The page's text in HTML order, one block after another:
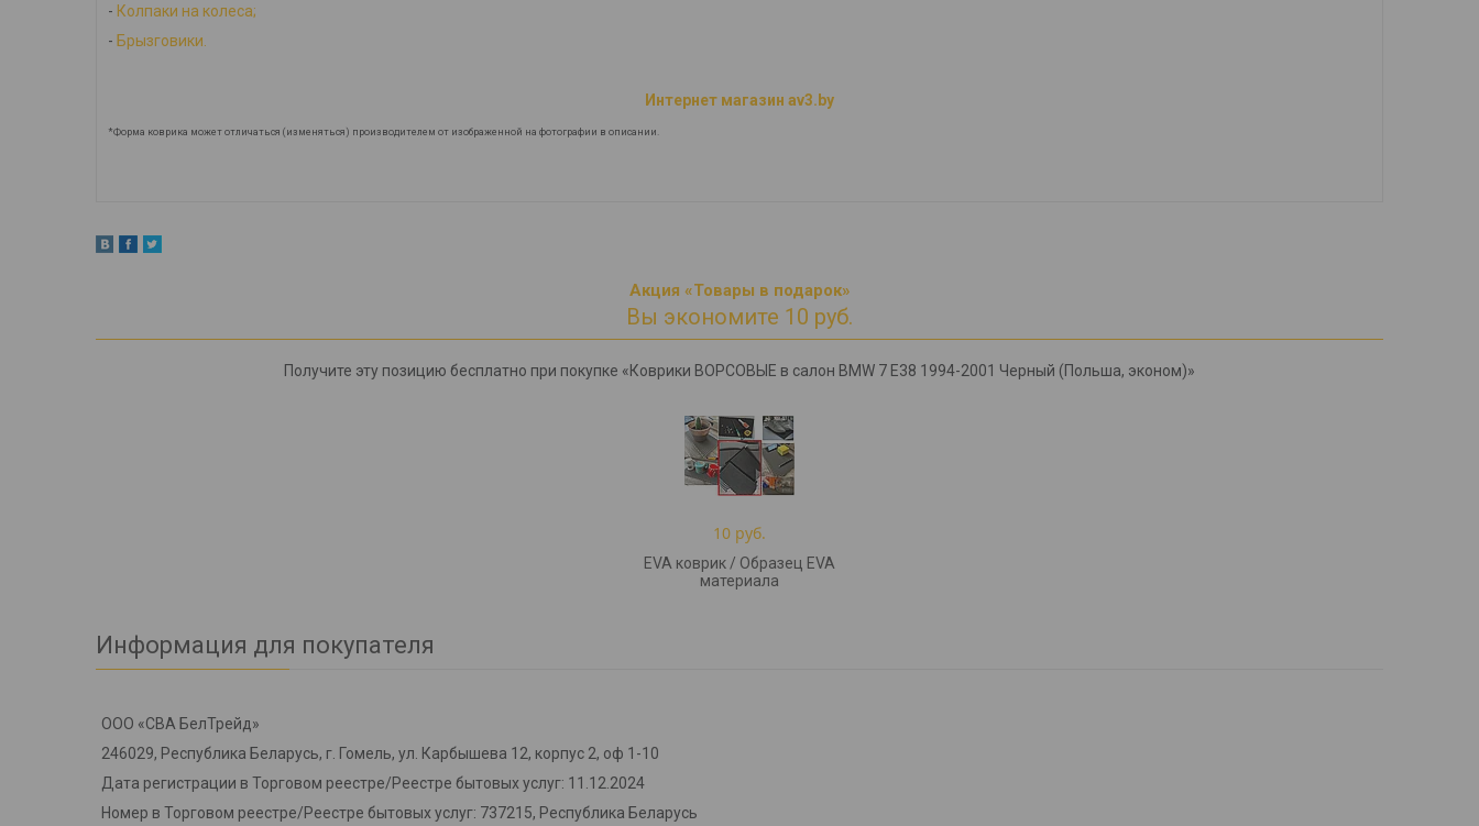
- Колпаки на колеса;
- Брызговики.
Интернет магазин av3.by
*Форма коврика может отличаться (изменяться) производителем от изображенной на фотографии в описании.
Акция «Товары в подарок»
Вы экономите 10 руб.
Получите эту позицию бесплатно при покупке «Коврики ВОРСОВЫЕ в салон BMW 7 E38 1994-2001 Черный (Польша, эконом)»
10 руб.
EVA коврик / Образец EVA
материала
Информация для покупателя
ООО «СВА БелТрейд»
246029, Республика Беларусь, г. Гомель, ул. Карбышева 12, корпус 2, оф 1-10
Дата регистрации в Торговом реестре/Реестре бытовых услуг: 11.12.2024
Номер в Торговом реестре/Реестре бытовых услуг: 737215, Республика Беларусь